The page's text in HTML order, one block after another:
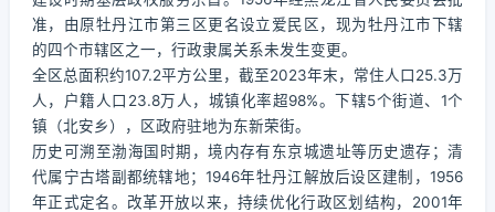
准，由原牡丹江市第三区更名设立爱民区，现为牡丹江市下辖
的四个市辖区之一，行政隶属关系未发生变更。
全区总面积约107.2平方公里，截至2023年末，常住人口25.3万
人，户籍人口23.8万人，城镇化率超98%。下辖5个街道、1个
镇（北安乡），区政府驻地为东新荣街。
历史可溯至渤海国时期，境内存有东京城遗址等历史遗存；清
代属宁古塔副都统辖地；1946年牡丹江解放后设区建制，1956
年正式定名。改革开放以来，持续优化行政区划结构，2001年